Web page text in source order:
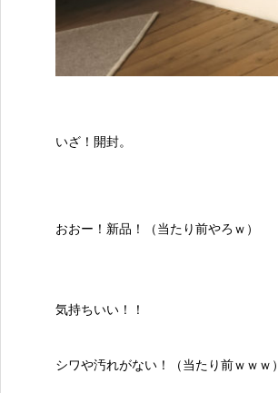
いざ！開封。
おおー！新品！（当たり前やろｗ）
気持ちいい！！
シワや汚れがない！（当たり前ｗｗｗ）